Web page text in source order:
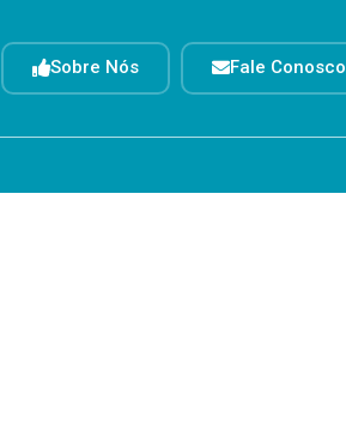
Sobre Nós Fale Conosco